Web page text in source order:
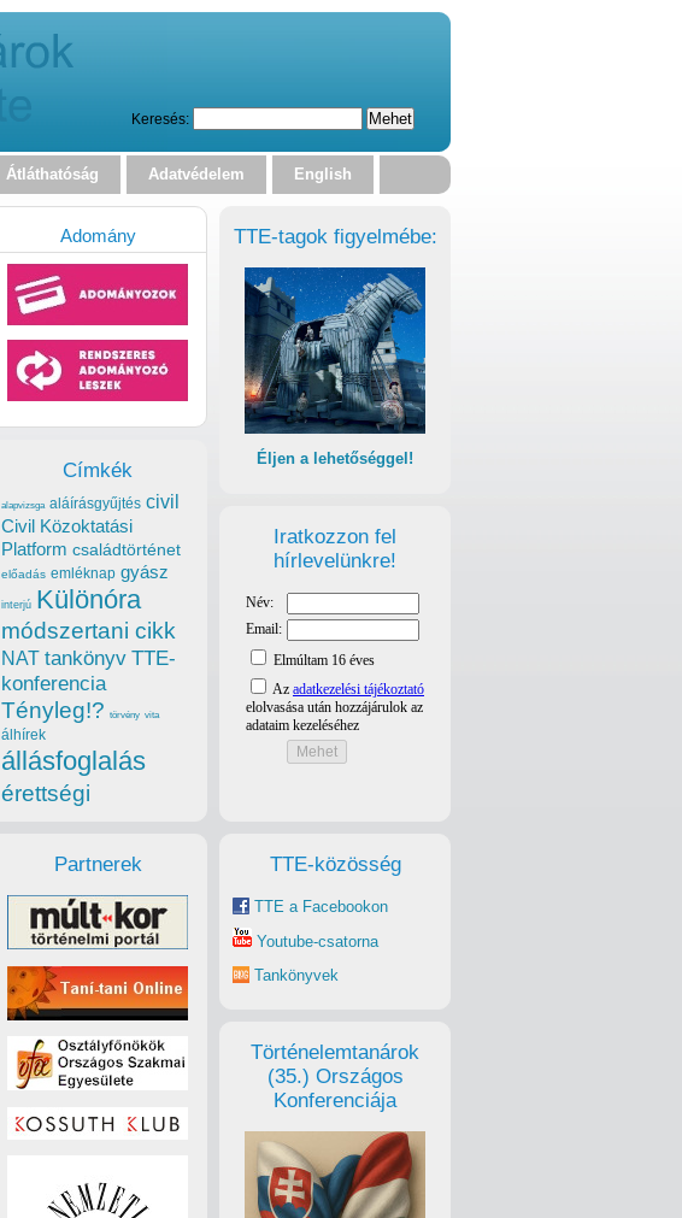
Keresés:
Átláthatóság Adatvédelem English
TTE-tagok figyelmébe:
Éljen a lehetőséggel!
Iratkozzon fel
hírlevelünkre!
TTE-közösség
TTE a Facebookon
Youtube-csatorna
Tankönyvek
Történelemtanárok
(35.) Országos
Konferenciája
Adomány
Címkék
alapvizsga aláírásgyűjtés civil
Civil Közoktatási
Platform családtörténet
előadás emléknap gyász
interjú Különóra
módszertani cikk
NAT tankönyv TTE-
konferencia
Tényleg!? törvény vita
álhírek
állásfoglalás
érettségi
Partnerek